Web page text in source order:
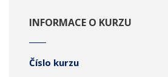
INFORMACE O KURZU
Číslo kurzu